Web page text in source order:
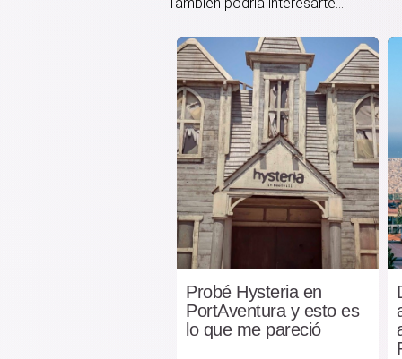
Probé Hysteria en
PortAventura y esto es
lo que me pareció